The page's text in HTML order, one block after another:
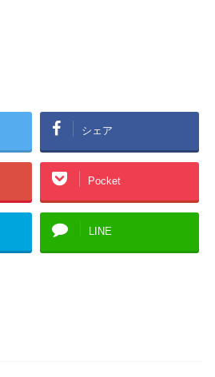
シェア
Pocket
LINE